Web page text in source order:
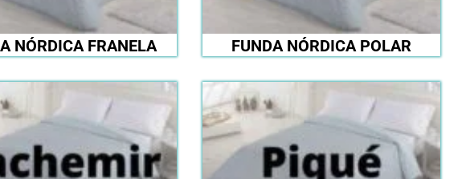
NÓRDICA FRANELA FUNDA NÓRDICA POLAR